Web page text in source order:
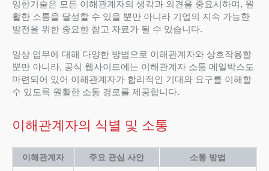
잉한기술은 모든 이해관계자의 생각과 의견을 중요시하며, 원
활한 소통을 달성할 수 있을 뿐만 아니라 기업의 지속 가능한
발전을 위한 중요한 참고 자료가 될 수 있습니다.
일상 업무에 대해 다양한 방법으로 이해관계자와 상호작용할
뿐만 아니라, 공식 웹사이트에는 이해관계자 소통 메일박스도
마련되어 있어 이해관계자가 합리적인 기대와 요구를 이해할
수 있도록 원활한 소통 경로를 제공합니다.
이해관계자의 식별 및 소통
이해관계자 주요 관심 사안 소통 방법